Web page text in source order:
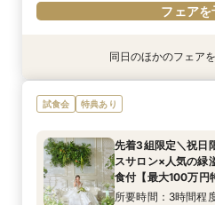
フェアを
8/10
【自宅で安心◎スマ
式場相談×見積もり
所要時間：2時間程
11:00〜
15:00〜
8/10
【ペット婚】駅徒
アットホームWD
11:00〜
同日のほかのフェア
試食会 特典あり
先着3組限定＼祝日
スサロン×人気の緑
食付【最大100万円
所要時間：3時間程